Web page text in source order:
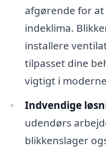
afgørende for
indeklima.
installere
tilpasset dine
vigtigt i
Indvendige
udendørs
blikkenslager